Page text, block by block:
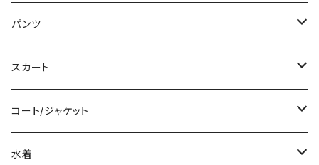
ミディアム/ミモレ
ロング/マキシ
袖付き
ノースリーブ
Tシャツ/カットソー
タンクトップ/キャミソール
シャツ/ブラウス
ベアトップ/チューブトップ
パンツ
ショート丈
クロップド丈
ロング丈
スカート
ミニ/ショート
ミディアム/ミモレ
コート/ジャケット
コート
水着